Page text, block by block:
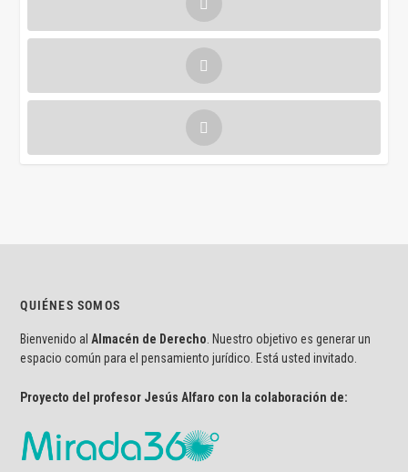
QUIÉNES SOMOS
Bienvenido al Almacén de Derecho . Nuestro objetivo es generar un
espacio común para el pensamiento jurídico. Está usted invitado.
Proyecto del profesor Jesús Alfaro con la colaboración de: